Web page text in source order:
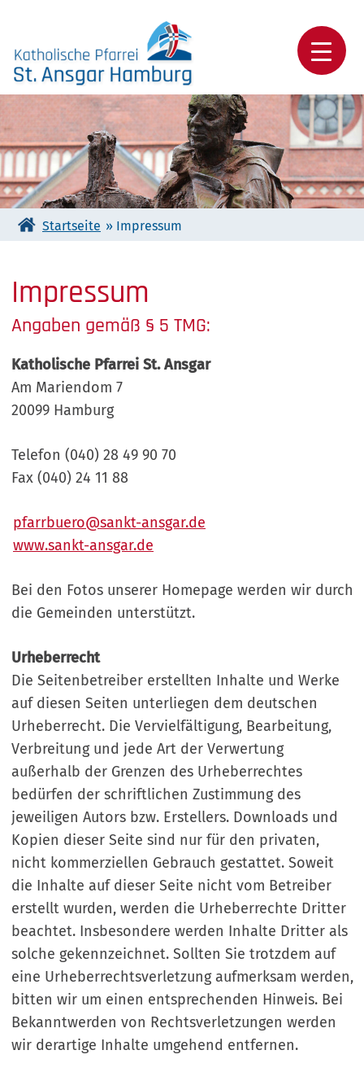
content
Katholische Pfarrei St. Ansgar Hamburg
Startseite » Impressum
Impressum
Angaben gemäß § 5 TMG:
Katholische Pfarrei St. Ansgar
Am Mariendom 7
20099 Hamburg
Telefon (040) 28 49 90 70
Fax (040) 24 11 88
pfarrbuero@sankt-ansgar.de
www.sankt-ansgar.de
Bei den Fotos unserer Homepage werden wir durch
die Gemeinden unterstützt.
Urheberrecht
Die Seitenbetreiber erstellten Inhalte und Werke
auf diesen Seiten unterliegen dem deutschen
Urheberrecht. Die Vervielfältigung, Bearbeitung,
Verbreitung und jede Art der Verwertung
außerhalb der Grenzen des Urheberrechtes
bedürfen der schriftlichen Zustimmung des
jeweiligen Autors bzw. Erstellers. Downloads und
Kopien dieser Seite sind nur für den privaten,
nicht kommerziellen Gebrauch gestattet. Soweit
die Inhalte auf dieser Seite nicht vom Betreiber
erstellt wurden, werden die Urheberrechte Dritter
beachtet. Insbesondere werden Inhalte Dritter als
solche gekennzeichnet. Sollten Sie trotzdem auf
eine Urheberrechtsverletzung aufmerksam werden,
bitten wir um einen entsprechenden Hinweis. Bei
Bekanntwerden von Rechtsverletzungen werden
wir derartige Inhalte umgehend entfernen.